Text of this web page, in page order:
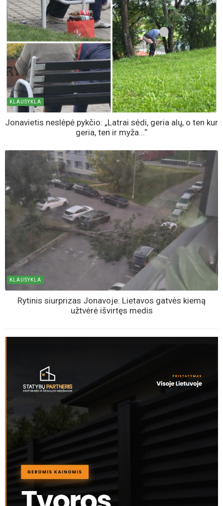
KLAUSYKLA
Jonavietis neslėpė pykčio: „Latrai sėdi, geria alų, o ten kur
geria, ten ir myža...“
KLAUSYKLA
Rytinis siurprizas Jonavoje: Lietavos gatvės kiemą
užtvėrė išvirtęs medis